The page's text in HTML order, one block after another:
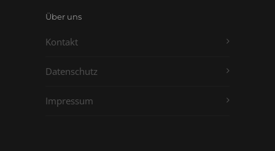
Über uns
Kontakt
Datenschutz
Impressum